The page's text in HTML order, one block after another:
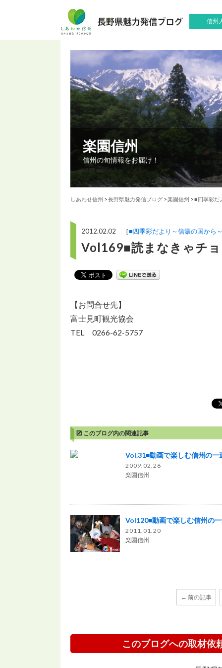
信州
楽園信州
信州の旬情報をお届け！
しあわせ信州 >長野県魅力発信ブログ >楽園信州 >■四季彩だ
2012.02.02 ［■四季彩だより～信濃の国から
Vol169■読まなきゃチ
【お問合せ先】
富士見町観光協会
TEL 0266-62-5757
このブログ内の関連記事
Vol.31■動画で楽しむ信州の一
2009.02.26
楽園信州
Vol120■動画で楽しむ信州の
2011.01.20
楽園信州
← 前の記事
このブログへの取材依